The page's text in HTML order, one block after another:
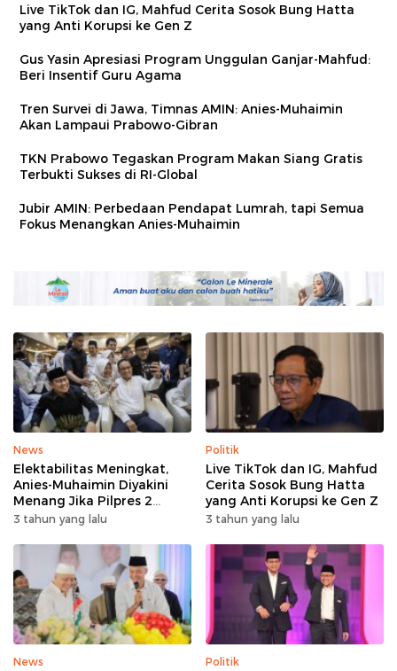
Live TikTok dan IG, Mahfud Cerita Sosok Bung Hatta
yang Anti Korupsi ke Gen Z
Gus Yasin Apresiasi Program Unggulan Ganjar-Mahfud:
Beri Insentif Guru Agama
Tren Survei di Jawa, Timnas AMIN: Anies-Muhaimin
Akan Lampaui Prabowo-Gibran
TKN Prabowo Tegaskan Program Makan Siang Gratis
Terbukti Sukses di RI-Global
Jubir AMIN: Perbedaan Pendapat Lumrah, tapi Semua
Fokus Menangkan Anies-Muhaimin
News
Elektabilitas Meningkat,
Anies-Muhaimin Diyakini
Menang Jika Pilpres 2
Putaran
3 tahun yang lalu
Politik
Live TikTok dan IG, Mahfud
Cerita Sosok Bung Hatta
yang Anti Korupsi ke Gen Z
3 tahun yang lalu
News Politik